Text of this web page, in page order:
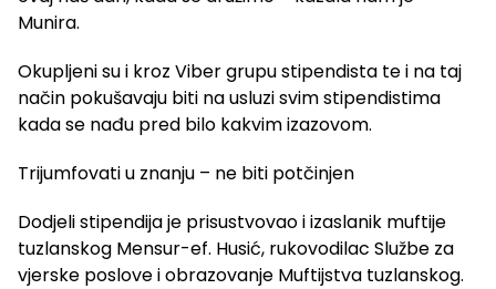
Munira.
Okupljeni su i kroz Viber grupu stipendista te i na taj
način pokušavaju biti na usluzi svim stipendistima
kada se nađu pred bilo kakvim izazovom.
Trijumfovati u znanju – ne biti potčinjen
Dodjeli stipendija je prisustvovao i izaslanik muftije
tuzlanskog Mensur-ef. Husić, rukovodilac Službe za
vjerske poslove i obrazovanje Muftijstva tuzlanskog.